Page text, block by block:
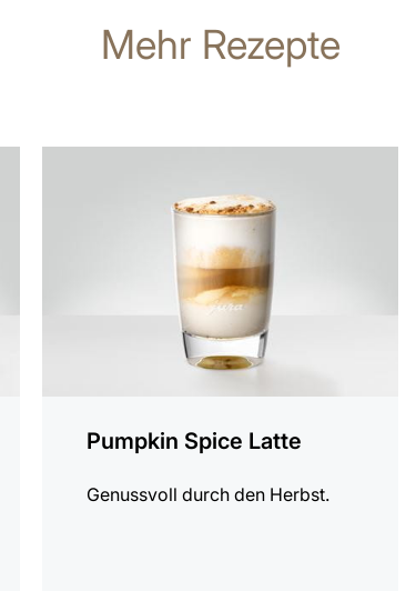
Mehr Rezepte
Pumpkin Spice Latte
Genussvoll durch den Herbst.